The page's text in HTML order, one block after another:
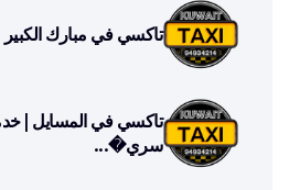
تاكسي في مبارك
تاكسي في المسايل |
سري�...